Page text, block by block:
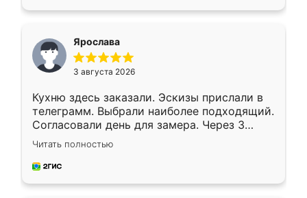
Ярослава
3 августа 2026
Кухню здесь заказали. Эскизы прислали в
телеграмм. Выбрали наиболее подходящий.
Согласовали день для замера. Через 3
недели кухня была уже готова. Остались
довольны работой. Спасибо Ренессанс
мебель за качественную работу!
Читать полностью